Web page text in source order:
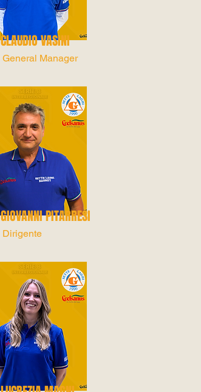
CLAUDIO VASINI
General Manager
GIOVANNI PITARRESI
Dirigente